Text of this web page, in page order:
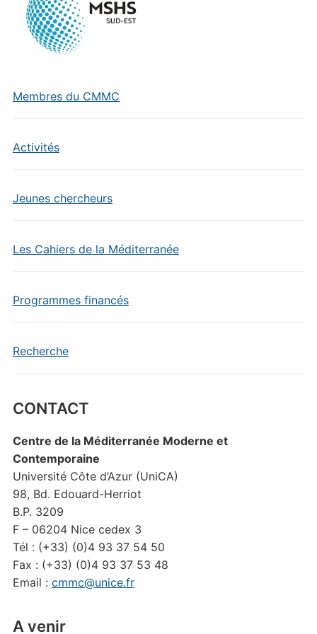
Membres du CMMC
Activités
Jeunes chercheurs
Les Cahiers de la Méditerranée
Programmes financés
Recherche
CONTACT
Centre de la Méditerranée Moderne et
Contemporaine
Université Côte d’Azur (UniCA)
98, Bd. Edouard-Herriot
B.P. 3209
F – 06204 Nice cedex 3
Tél : (+33) (0)4 93 37 54 50
Fax : (+33) (0)4 93 37 53 48
Email : cmmc@unice.fr
A venir